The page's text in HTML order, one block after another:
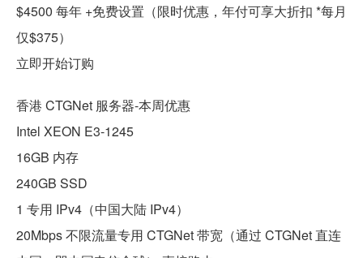
$4500 每年 +免费设置（限时优惠，年付可享大折扣 *每月
仅$375）
立即开始订购
香港 CTGNet 服务器-本周优惠
Intel XEON E3-1245
16GB 内存
240GB SSD
1 专用 IPv4（中国大陆 IPv4）
20Mbps 不限流量专用 CTGNet 带宽（通过 CTGNet 直连